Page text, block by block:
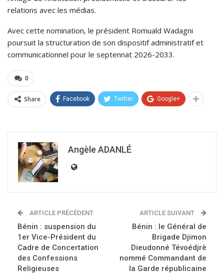
relations avec les médias.
Avec cette nomination, le président Romuald Wadagni
poursuit la structuration de son dispositif administratif et
communicationnel pour le septennat 2026-2033.
0
Share Facebook Twitter Google+
Angèle ADANLÉ
ARTICLE PRÉCÉDENT
Bénin : suspension du
1er Vice-Président du
Cadre de Concertation
des Confessions
Religieuses
ARTICLE SUIVANT
Bénin : le Général de
Brigade Djimon
Dieudonné Tévoédjrè
nommé Commandant de
la Garde républicaine